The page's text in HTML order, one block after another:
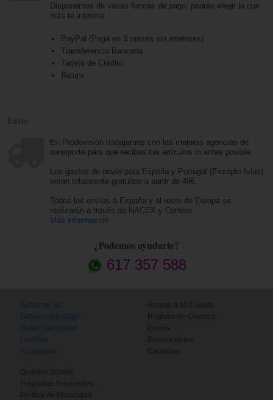
Disponemos de varias formas de pago, podrás elegir la que
más te interese.
PayPal (Paga en 3 meses sin intereses)
Transferencia Bancaria
Tarjeta de Crédito
Bizum
Envío
En Prodevisión trabajamos con las mejoras agencias de
transporte para que recibas tus artículos lo antes posible.
Los gastos de envío para España y Portugal (Excepto Islas)
serán totalmente gratuitos a partir de 49€.
Todos los envíos a España y al resto de Europa se
realizarán a través de NACEX y Correos.
Más información
¿Podemos ayudarte?
617 357 588
Gafas de Sol
Gafas Graduadas
Gafas Deportivas
Lentillas
Accesorios
Acceso a Mi Cuenta
Registro de Clientes
Envíos
Devoluciones
Garantías
Quiénes Somos
Preguntas Frecuentes
Política de Privacidad